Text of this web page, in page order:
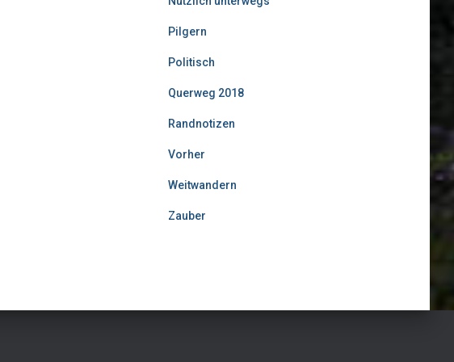
Pilgern
Politisch
Querweg 2018
Randnotizen
Vorher
Weitwandern
Zauber